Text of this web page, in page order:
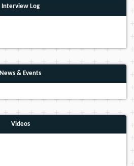
Interview Log
News & Events
Videos